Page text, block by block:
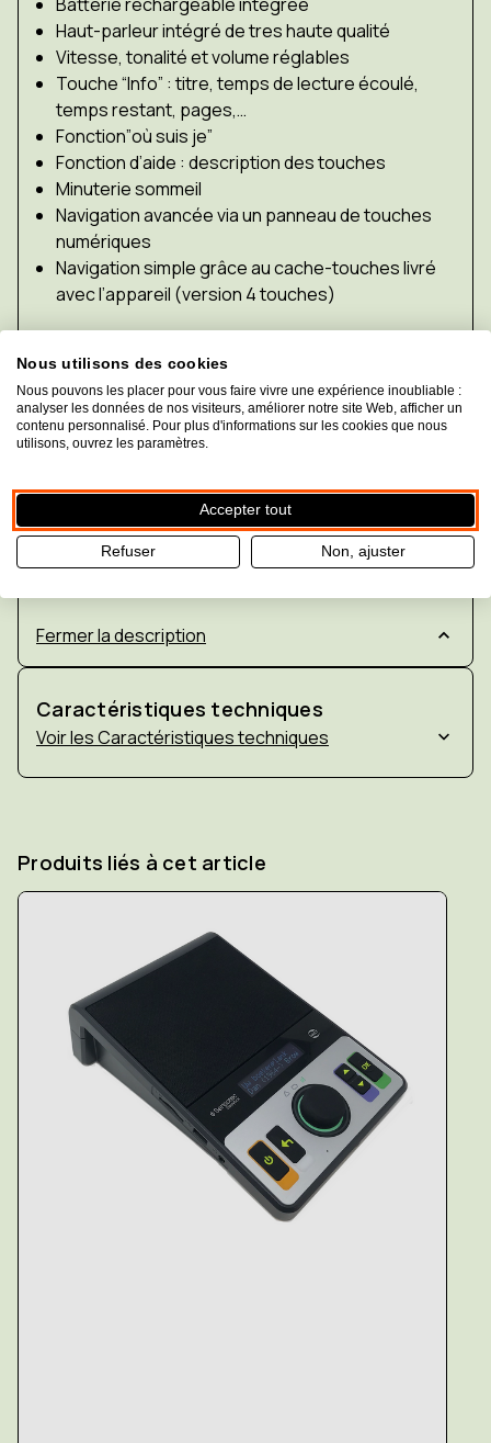
Batterie rechargeable intégrée
Haut-parleur intégré de tres haute qualité
Vitesse, tonalité et volume réglables
Touche “Info” : titre, temps de lecture écoulé,
temps restant, pages,…
Fonction”où suis je”
Fonction d’aide : description des touches
Minuterie sommeil
Navigation avancée via un panneau de touches
numériques
Navigation simple grâce au cache-touches livré
avec l’appareil (version 4 touches)
Stratus M : lit les CD et DVD et les fichiers des SD
et USB; synthèse vocale pour la lecture de
documents intégrée
télécharge des livres à partir de votre
bibliothèque en ligne
4 touches : navigation simple
12 touches : navigation avancée
Fermer la description
Caractéristiques techniques
Caractéristiques techniques
Produits liés à cet article
Nous utilisons des cookies
Nous pouvons les placer pour vous faire vivre une expérience inoubliable :
analyser les données de nos visiteurs, améliorer notre site Web, afficher un
contenu personnalisé. Pour plus d'informations sur les cookies que nous
utilisons, ouvrez les paramètres.
Accepter tout
Refuser Non, ajuster